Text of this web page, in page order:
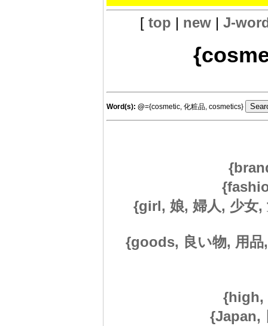
[ top | new| J-
Word(s): @={cosmetic, 化粧品, cosmetics}
{girl, 娘, 婦人, 少女,
{goods, 良い物, 用品
{high,
{Japan,